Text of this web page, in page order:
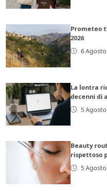
Prometeo
2026
6
La lontra
decenni di
5
Beauty
rispettoso
5